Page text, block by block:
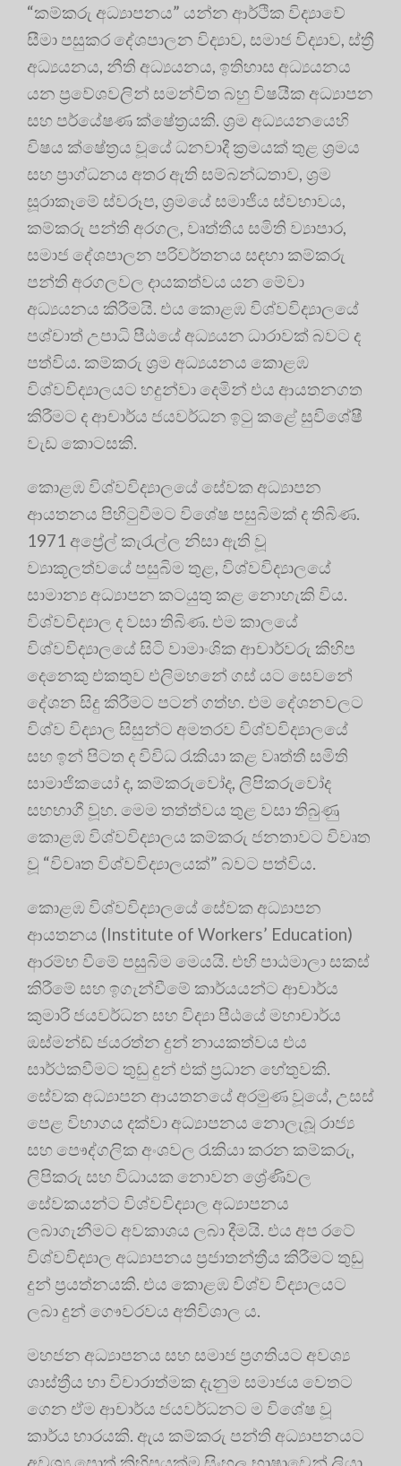
“කම්කරු අධ්‍යාපනය” යන්න ආර්ථික විද්‍යාවේ
සීමා පසුකර දේශපාලන විද්‍යාව, සමාජ විද්‍යාව, ස්ත්‍රී
අධ්‍යයනය, නීති අධ්‍යයනය, ඉතිහාස අධ්‍යයනය
යන ප්‍රවේශවලින් සමන්විත බහු විෂයීක අධ්‍යාපන
සහ පර්යේෂණ ක්ෂේත්‍රයකි. ශ්‍රම අධ්‍යයනයෙහි
විෂය ක්ෂේත්‍රය වූයේ ධනවාදී ක්‍රමයක් තුළ ශ්‍රමය
සහ ප්‍රාග්ධනය අතර ඇති සම්බන්ධතාව, ශ්‍රම
සූරාකෑමේ ස්වරූප, ශ්‍රමයේ සමාජීය ස්වභාවය,
කම්කරු පන්ති අරගල, වෘත්තීය සමිති ව්‍යාපාර,
සමාජ දේශපාලන පරිවර්තනය සඳහා කම්කරු
පන්ති අරගලවල දායකත්වය යන මේවා
අධ්‍යයනය කිරීමයි. එය කොළඹ විශ්වවිද්‍යාලයේ
පශ්චාත් උපාධි පීඨයේ අධ්‍යයන ධාරාවක් බවට ද
පත්විය. කම්කරු ශ්‍රම අධ්‍යයනය කොළඹ
විශ්වවිද්‍යාලයට හදුන්වා දෙමින් එය ආයතනගත
කිරීමට ද ආචාර්ය ජයවර්ධන ඉටු කළේ සුවිශේෂී
වැඩ කොටසකි.
කොළඹ විශ්වවිද්‍යාලයේ සේවක අධ්‍යාපන
ආයතනය පිහිටුවීමට විශේෂ පසුබිමක් ද තිබිණ.
1971 අප්‍රේල් කැරැල්ල නිසා ඇති වූ
ව්‍යාකූලත්වයේ පසුබිම තුළ, විශ්වවිද්‍යාලයේ
සාමාන්‍ය අධ්‍යාපන කටයුතු කළ නොහැකි විය.
විශ්වවිද්‍යාල ද වසා තිබිණ. එම කාලයේ
විශ්වවිද්‍යාලයේ සිටි වාමාංශික ආචාර්වරු කිහිප
දෙනෙකු එකතුව එලිමහනේ ගස් යට සෙවනේ
දේශන සිදු කිරීමට පටන් ගත්හ. එම දේශනවලට
විශ්ව විද්‍යාල සිසුන්ට අමතරව විශ්වවිද්‍යාලයේ
සහ ඉන් පිටත ද විවිධ රැකියා කළ වෘත්තී සමිති
සාමාජිකයෝ ද, කම්කරුවෝද, ලිපිකරුවෝද
සහභාගී වූහ. මෙම තත්ත්වය තුළ වසා තිබුණු
කොළඹ විශ්වවිද්‍යාලය කම්කරු ජනතාවට විවෘත
වූ “විවෘත විශ්වවිද්‍යාලයක්” බවට පත්විය.
කොළඹ විශ්වවිද්‍යාලයේ සේවක අධ්‍යාපන
ආයතනය (Institute of Workers’ Education)
ආරම්භ වීමේ පසුබිම මෙයයි. එහි පාඨමාලා සකස්
කිරීමේ සහ ඉගැන්වීමේ කාර්යයන්ට ආචාර්ය
කුමාරි ජයවර්ධන සහ විද්‍යා පීඨයේ මහාචාර්ය
ඔස්මන්ඩ් ජයරත්න දුන් නායකත්වය එය
සාර්ථකවීමට තුඩු දුන් එක් ප්‍රධාන හේතුවකි.
සේවක අධ්‍යාපන ආයතනයේ අරමුණ වූයේ, උසස්
පෙළ විභාගය දක්වා අධ්‍යාපනය නොලැබූ රාජ්‍ය
සහ පෞද්ගලික අංශවල රැකියා කරන කම්කරු,
ලිපිකරු සහ විධායක නොවන ශ්‍රේණිවල
සේවකයන්ට විශ්වවිද්‍යාල අධ්‍යාපනය
ලබාගැනීමට අවකාශය ලබා දීමයි. එය අප රටේ
විශ්වවිද්‍යාල අධ්‍යාපනය ප්‍රජාතන්ත්‍රීය කිරීමට තුඩු
දුන් ප්‍රයත්නයකි. එය කොළඹ විශ්ව විද්‍යාලයට
ලබා දුන් ගෞවරවය අතිවිශාල ය.
මහජන අධ්‍යාපනය සහ සමාජ ප්‍රගතියට අවශ්‍ය
ශාස්ත්‍රීය හා විචාරාත්මක දැනුම සමාජය වෙතට
ගෙන ඒම ආචාර්ය ජයවර්ධනට ම විශේෂ වූ
කාර්ය භාරයකි. ඇය කම්කරු පන්ති අධ්‍යාපනයට
අවශ්‍ය පොත් කිහිපයක්ම සිංහල භාෂාවෙන් ලියා